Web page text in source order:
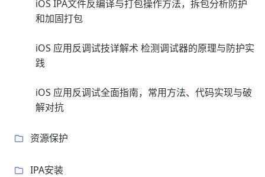
iOS IPA文件反编译与打包操作方法，拆包分析防护
和加固打包
iOS 应用反调试技详解术 检测调试器的原理与防护实
践
iOS 应用反调试全面指南，常用方法、代码实现与破
解对抗
资源保护
IPA安装